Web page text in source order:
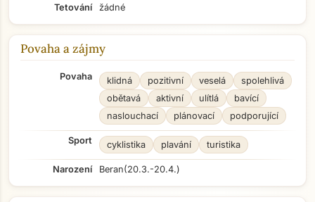
Tetování
žádné
Povaha a zájmy
Povaha klidná pozitivní veselá
spolehlivá
obětavá
aktivní ulítlá
bavící
naslouchací
plánovací podporující
Sport cyklistika plavání turistika
Narození Beran(20.3.-20.4.)